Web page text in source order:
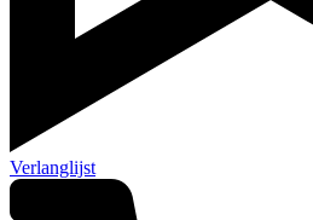
Verlanglijst